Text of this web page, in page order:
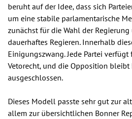
beruht auf der Idee, dass sich
um eine stabile parlamentarische
zunächst für die Wahl der
dauerhaftes Regieren. Innerhalb
Einigungszwang. Jede Partei
Vetorecht, und die Opposition bleibt
ausgeschlossen.
Dieses Modell passte sehr gut zur
allem zur übersichtlichen Bonner